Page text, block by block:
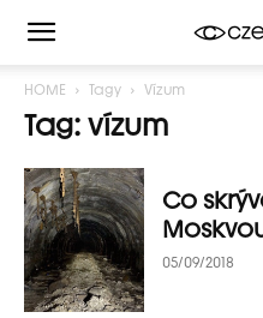
HOME Tagy Vízum
Tag: vízum
Co
05/09/2018